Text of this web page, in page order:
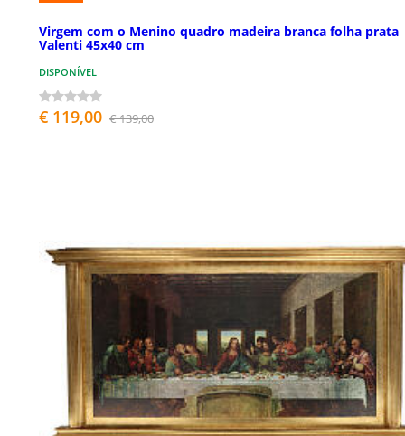
Virgem com o Menino quadro madeira branca folha prata
Valenti 45x40 cm
DISPONÍVEL
€ 119,00 € 139,00